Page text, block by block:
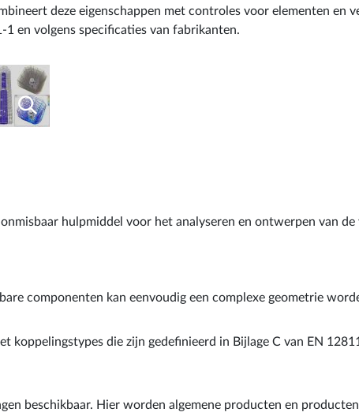
deze eigenschappen met controles voor elementen en
en volgens specificaties van fabrikanten.
hulpmiddel voor het analyseren en ontwerpen van
componenten kan eenvoudig een complexe geometrie
koppelingstypes die zijn gedefinieerd in Bijlage C van EN
beschikbaar. Hier worden algemene producten en